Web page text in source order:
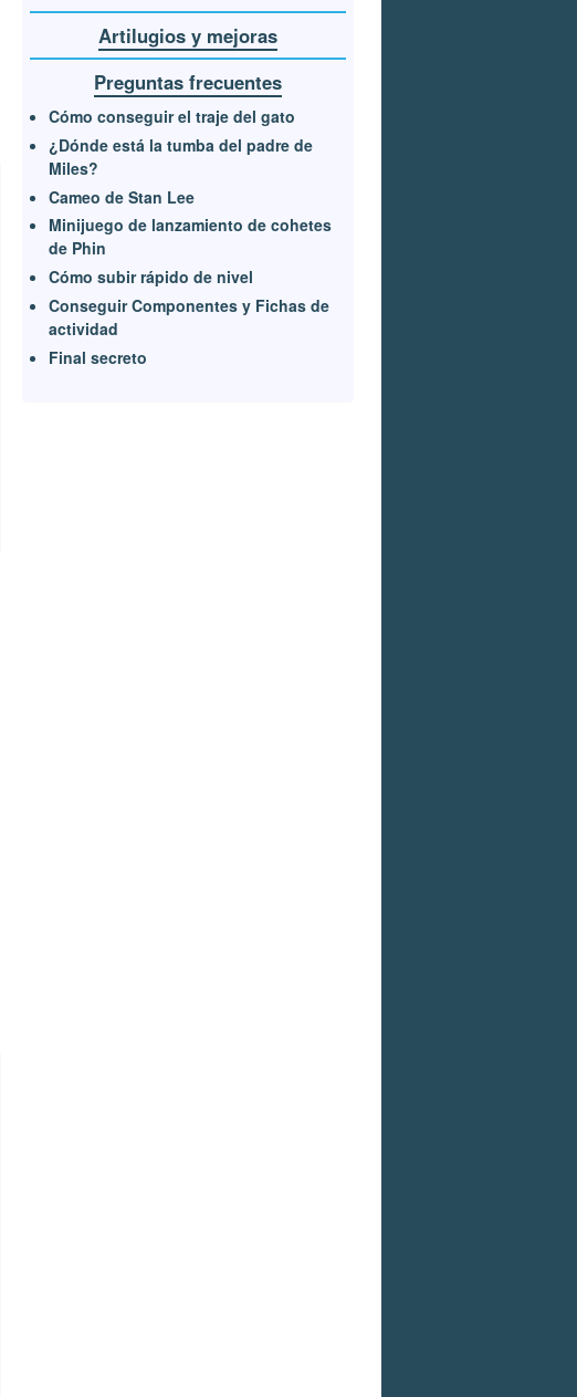
Artilugios y mejoras
Preguntas frecuentes
Cómo conseguir el traje del gato
¿Dónde está la tumba del padre de
Miles?
Cameo de Stan Lee
Minijuego de lanzamiento de cohetes
de Phin
Cómo subir rápido de nivel
Conseguir Componentes y Fichas de
actividad
Final secreto